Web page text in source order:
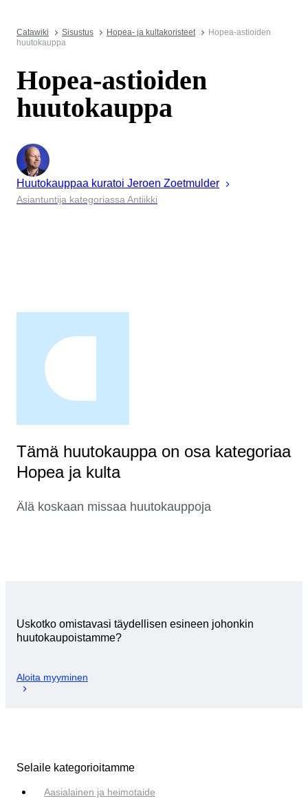
Catawiki Sisustus Hopea- ja kultakoristeet
Hopea-astioiden
huutokauppa
Hopea-astioiden
huutokauppa
Huutokauppaa kuratoi Jeroen Zoetmulder
Asiantuntija kategoriassa Antiikki
Tämä huutokauppa on osa kategoriaa
Hopea ja kulta
Älä koskaan missaa huutokauppoja
Uskotko omistavasi täydellisen esineen johonkin
huutokaupoistamme?
Aloita myyminen
Selaile kategorioitamme
Aasialainen ja heimotaide